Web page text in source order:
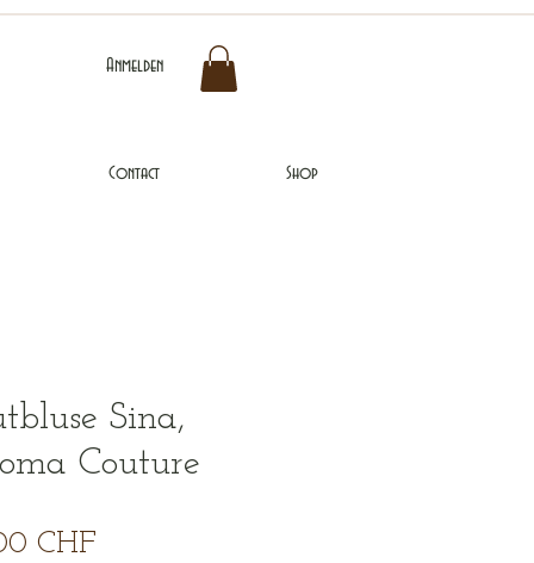
Contact Shop
Anmelden
Sina,
Couture
CHF